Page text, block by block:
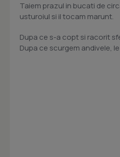
Taiem prazul in bucati de
usturoiul si il tocam marunt.
Dupa ce s-a copt si racorit
Dupa ce scurgem andivele,